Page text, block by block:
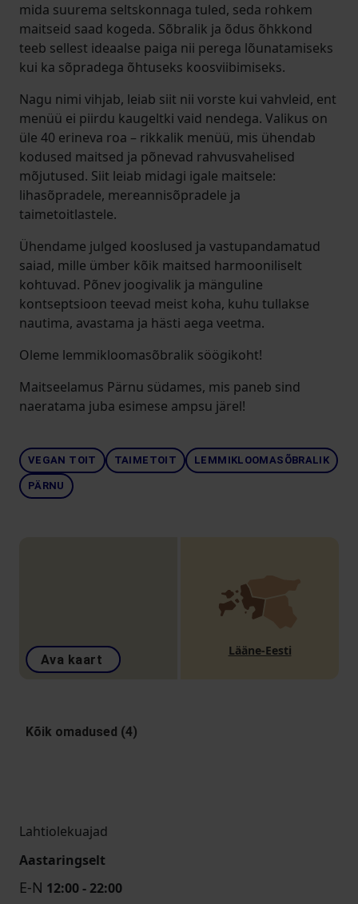
mida suurema seltskonnaga tuled, seda rohkem
maitseid saad kogeda. Sõbralik ja õdus õhkkond
teeb sellest ideaalse paiga nii perega lõunatamiseks
kui ka sõpradega õhtuseks koosviibimiseks.
Nagu nimi vihjab, leiab siit nii vorste kui vahvleid, ent
menüü ei piirdu kaugeltki vaid nendega. Valikus on
üle 40 erineva roa – rikkalik menüü, mis ühendab
kodused maitsed ja põnevad rahvusvahelised
mõjutused. Siit leiab midagi igale maitsele:
lihasõpradele, mereannisõpradele ja
taimetoitlastele.
Ühendame julged kooslused ja vastupandamatud
saiad, mille ümber kõik maitsed harmooniliselt
kohtuvad. Põnev joogivalik ja mänguline
kontseptsioon teevad meist koha, kuhu tullakse
nautima, avastama ja hästi aega veetma.
Oleme lemmikloomasõbralik söögikoht!
Maitseelamus Pärnu südames, mis paneb sind
naeratama juba esimese ampsu järel!
VEGAN TOIT TAIMETOIT LEMMIKLOOMASÕBRALIK
PÄRNU
Ava kaart
Lääne-Eesti
Kõik omadused (4)
Lahtiolekuajad
Aastaringselt
E-N 12:00 - 22:00